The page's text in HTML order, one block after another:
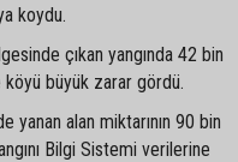
koydu.
çıkan yangında 42 bin
büyük zarar gördü.
yanan alan miktarının 90 bin
Bilgi Sistemi verilerine